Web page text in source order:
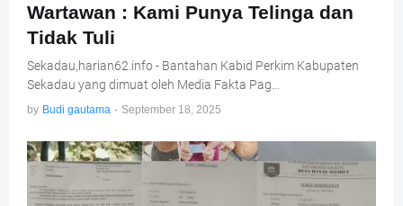
Wartawan : Kami Punya Telinga dan
Tidak Tuli
Sekadau,harian62.info - Bantahan Kabid Perkim Kabupaten
Sekadau yang dimuat oleh Media Fakta Pag…
by Budi gautama - September 18, 2025